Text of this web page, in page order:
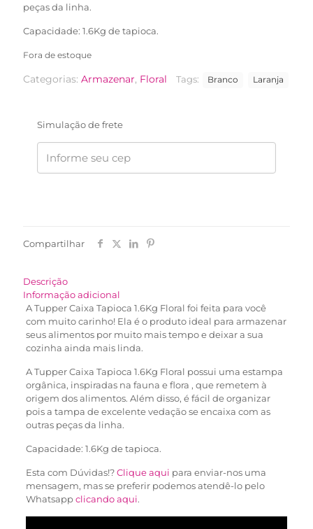
peças da linha.
Capacidade: 1.6Kg de tapioca.
Fora de estoque
Categorias: Armazenar, Floral Tags: Branco Laranja
Simulação de frete
Compartilhar
Descrição
Informação adicional
A Tupper Caixa Tapioca 1.6Kg Floral foi feita para você
com muito carinho! Ela é o produto ideal para armazenar
seus alimentos por muito mais tempo e deixar a sua
cozinha ainda mais linda.
A Tupper Caixa Tapioca 1.6Kg Floral possui uma estampa
orgânica, inspiradas na fauna e flora , que remetem à
origem dos alimentos. Além disso, é fácil de organizar
pois a tampa de excelente vedação se encaixa com as
outras peças da linha.
Capacidade: 1.6Kg de tapioca.
Esta com Dúvidas!?Clique aqui para enviar-nos uma
mensagem, mas se preferir podemos atendê-lo pelo
Whatsappclicando aqui.